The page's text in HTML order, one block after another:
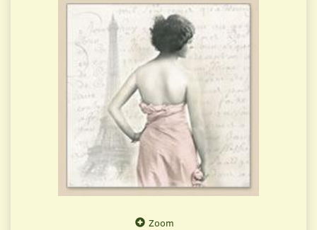
Zoom